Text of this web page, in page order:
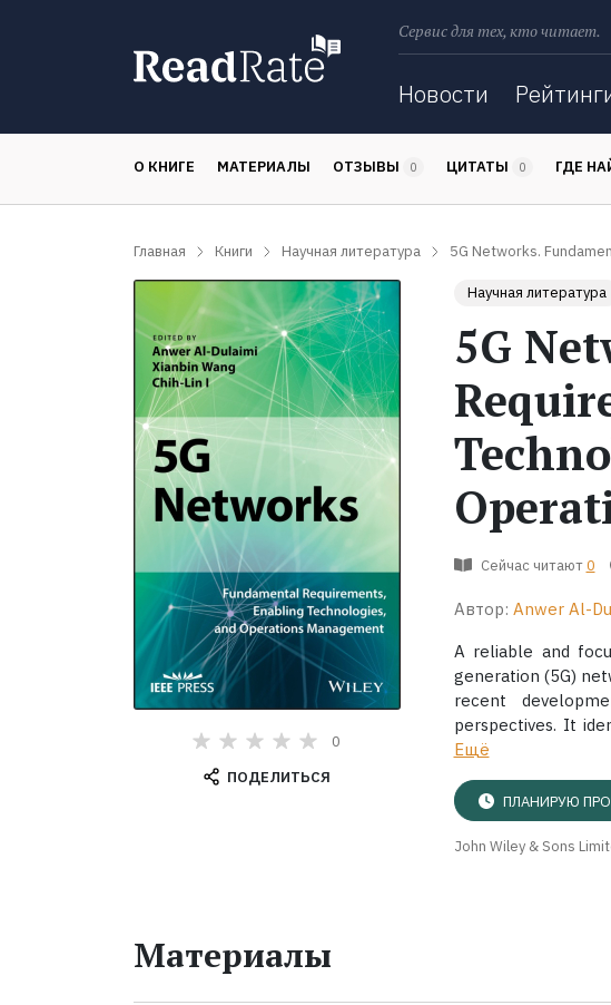
Сервис для тех, кто читает.
Новости
О КНИГЕ МАТЕРИАЛЫ ОТЗЫВЫ 0 ЦИТАТЫ 0 ГДЕ
Главная Книги Научная литература 5G Networks.
0
ПОДЕЛИТЬСЯ
Научная литература
5G
Сейчас читают 0
Автор: Anwer Al-
A reliable and
generation (5G)
recent
perspectives. It
Ещё
ПЛАНИРУЮ
John Wiley & Sons
Материалы